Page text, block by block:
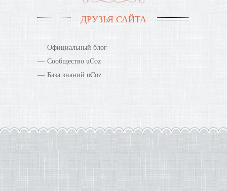
ДРУЗЬЯ САЙТА
Официальный блог
Сообщество uCoz
База знаний uCoz